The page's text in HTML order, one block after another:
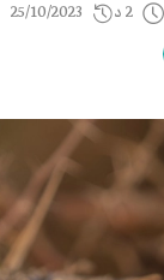
2 د 25/10/2023